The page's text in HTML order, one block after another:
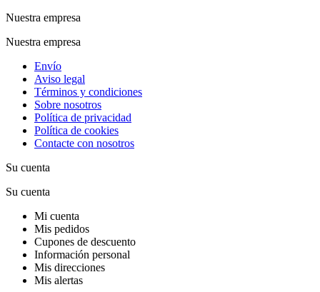
Nuestra empresa
Nuestra empresa
Envío
Aviso legal
Términos y condiciones
Sobre nosotros
Política de privacidad
Política de cookies
Contacte con nosotros
Su cuenta
Su cuenta
Mi cuenta
Mis pedidos
Cupones de descuento
Información personal
Mis direcciones
Mis alertas